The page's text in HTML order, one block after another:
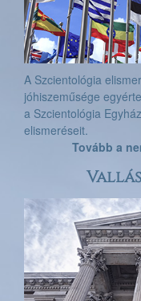
A Szcientológia
jóhiszeműsége
a Szcientológia
elismeréseit.
Tovább a